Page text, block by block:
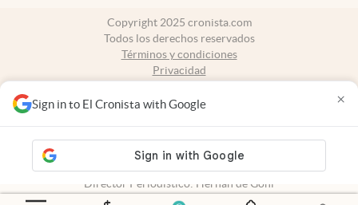
Sign in to El Cronista with Google ×
Copyright 2025 cronista.com
Todos los derechos reservados
Términos y condiciones
Privacidad
Tel: +54 11 7078-3270
propiedad intelectual: 56576959
N° de edición: 10.950 - 7 de agosto de 2026
Director Periodístico: Hernán de Goñi